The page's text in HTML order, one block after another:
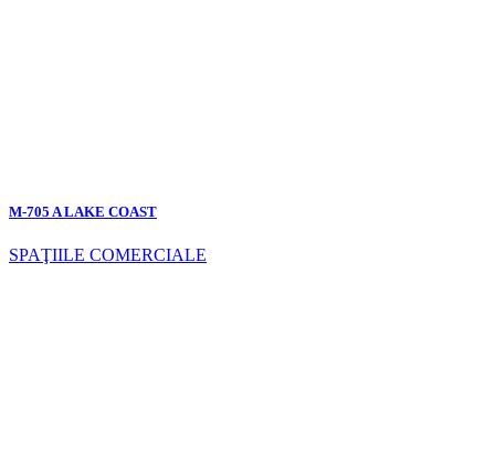
M-705 A LAKE COAST
SPAŢIILE COMERCIALE